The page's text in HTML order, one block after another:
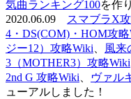
気曲ランキング100を作
2020.06.09
スマブラX
4・DS(COM)・HOM攻
ジー12）攻略Wiki
風来
3（MOTHER3）攻略Wiki
2nd G 攻略Wiki
ヴァル
ューアルしました！